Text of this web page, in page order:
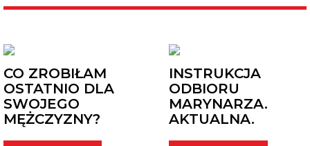
CO ZROBIŁAM
OSTATNIO DLA
SWOJEGO
MĘŻCZYZNY?
INSTRUKCJA
ODBIORU
MARYNARZA.
AKTUALNA.